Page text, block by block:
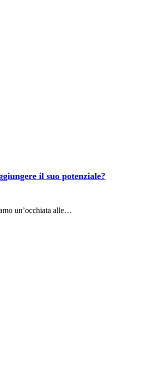
il suo potenziale?
un’occhiata alle…